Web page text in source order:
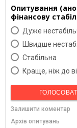
Опитування
фінансову
Дуже
Швидше
Cтабільна
Краще, ніж до
Залишити коментар
Архів опитувань